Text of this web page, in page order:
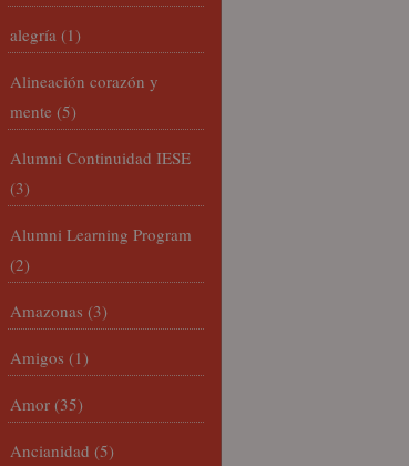
alegría (1)
Alineación corazón y
mente (5)
Alumni Continuidad IESE
(3)
Alumni Learning Program
(2)
Amazonas (3)
Amigos (1)
Amor (35)
Ancianidad (5)